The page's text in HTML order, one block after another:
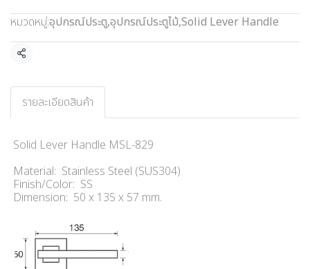
หมวดหมู่:อุปกรณ์ประตู,อุปกรณ์ประตูไม้,Solid Lever Handle
แชร์
รายละเอียดสินค้า
Solid Lever Handle MSL-829
Material: Stainless Steel (SUS304)
Finish/Color: SS
Dimension: 50 x 135 x 57 mm.